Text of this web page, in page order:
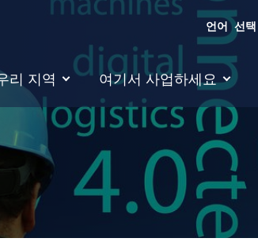
리 지역 여기서 사업하세요
언어 선택